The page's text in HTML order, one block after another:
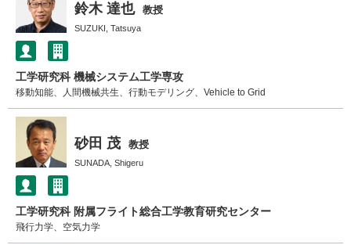
鈴木 達也 教授
SUZUKI, Tatsuya
工学研究科 機械システム工学専攻
移動知能、人間機械共生、行動モデリング、Vehicle to Grid
砂田 茂 教授
SUNADA, Shigeru
工学研究科 附属フライト総合工学教育研究センター
飛行力学、空気力学